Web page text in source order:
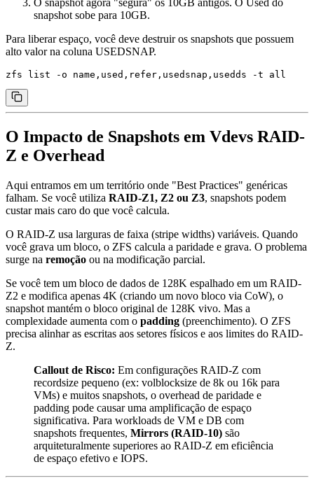
O snapshot agora "segura" os 10GB antigos. O Used do
snapshot sobe para 10GB.
Para liberar espaço, você deve destruir os snapshots que possuem
alto valor na coluna USEDSNAP.
O Impacto de Snapshots em Vdevs RAID-
Z e Overhead
Aqui entramos em um território onde "Best Practices" genéricas
falham. Se você utiliza RAID-Z1, Z2 ou Z3, snapshots podem
custar mais caro do que você calcula.
O RAID-Z usa larguras de faixa (stripe widths) variáveis. Quando
você grava um bloco, o ZFS calcula a paridade e grava. O problema
surge na remoção ou na modificação parcial.
Se você tem um bloco de dados de 128K espalhado em um RAID-
Z2 e modifica apenas 4K (criando um novo bloco via CoW), o
snapshot mantém o bloco original de 128K vivo. Mas a
complexidade aumenta com o padding (preenchimento). O ZFS
precisa alinhar as escritas aos setores físicos e aos limites do RAID-
Z.
Callout de Risco: Em configurações RAID-Z com
recordsize pequeno (ex: volblocksize de 8k ou 16k para
VMs) e muitos snapshots, o overhead de paridade e
padding pode causar uma amplificação de espaço
significativa. Para workloads de VM e DB com
snapshots frequentes, Mirrors (RAID-10) são
arquiteturalmente superiores ao RAID-Z em eficiência
de espaço efetivo e IOPS.